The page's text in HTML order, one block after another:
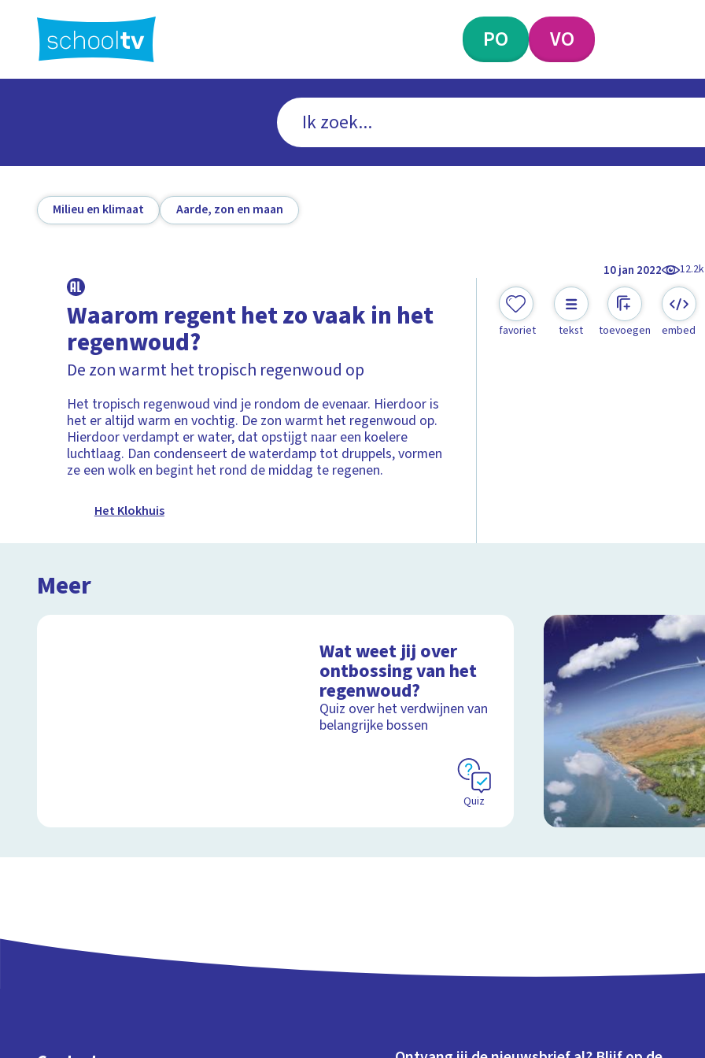
hoofdinhoud
PO VO
Milieu en klimaat Aarde, zon en maan
10 jan 2022 12.2k
Waarom regent het zo vaak in het
regenwoud?
De zon warmt het tropisch regenwoud op
Het tropisch regenwoud vind je rondom de evenaar. Hierdoor is
het er altijd warm en vochtig. De zon warmt het regenwoud op.
Hierdoor verdampt er water, dat opstijgt naar een koelere
luchtlaag. Dan condenseert de waterdamp tot druppels, vormen
ze een wolk en begint het rond de middag te regenen.
Het Klokhuis
favoriet tekst toevoegen embed
Meer
Wat weet jij over
ontbossing van het
regenwoud?
Quiz over het verdwijnen van
belangrijke bossen
Quiz